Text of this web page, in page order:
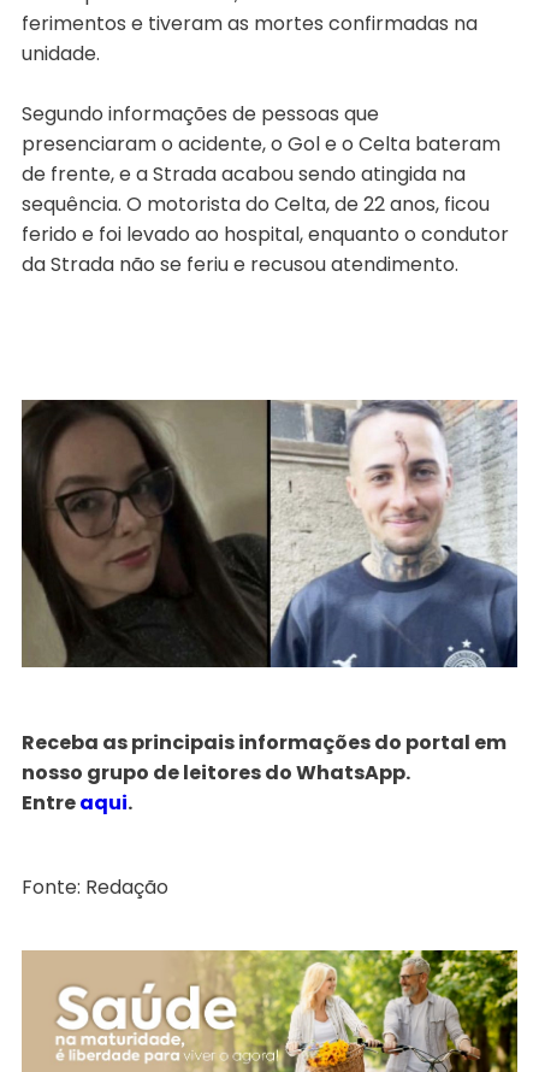
ferimentos e tiveram as mortes confirmadas na
unidade.
Segundo informações de pessoas que
presenciaram o acidente, o Gol e o Celta bateram
de frente, e a Strada acabou sendo atingida na
sequência. O motorista do Celta, de 22 anos, ficou
ferido e foi levado ao hospital, enquanto o condutor
da Strada não se feriu e recusou atendimento.
Receba as principais informações do portal em
nosso grupo de leitores do WhatsApp.
Entreaqui.
Fonte: Redação